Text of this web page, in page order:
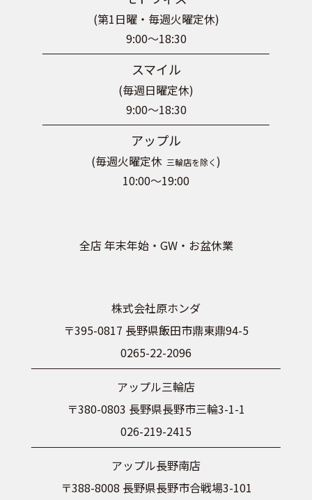
(第1日曜・毎週火曜定休)
9:00～18:30
スマイル
(毎週日曜定休)
9:00～18:30
アップル
(毎週火曜定休 三輪店を除く)
10:00～19:00
全店 年末年始・GW・お盆休業
株式会社原ホンダ
〒395-0817 長野県飯田市鼎東鼎94-5
0265-22-2096
アップル三輪店
〒380-0803 長野県長野市三輪3-1-1
026-219-2415
アップル長野南店
〒388-8008 長野県長野市合戦場3-101